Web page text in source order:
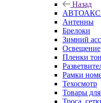
Назад
Антенны
Брелоки
Зимний
Освещение
Пленки
Рамки
Техосмотр
Товары
Троса,